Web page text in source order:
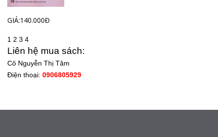
GIÁ:140.000Đ
1 2 3 4
Liên hệ mua sách:
Cô Nguyễn Thị Tâm
Điện thoại: 0906805929